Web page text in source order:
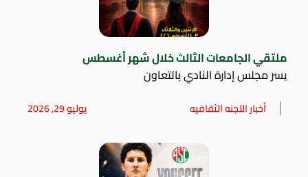
ملتقي الجامعات الثالث خلال شهر أغسطس
يسر مجلس إدارة النادي بالتعاون
أخبار اللجنه الثقافيه يوليو 29, 2026